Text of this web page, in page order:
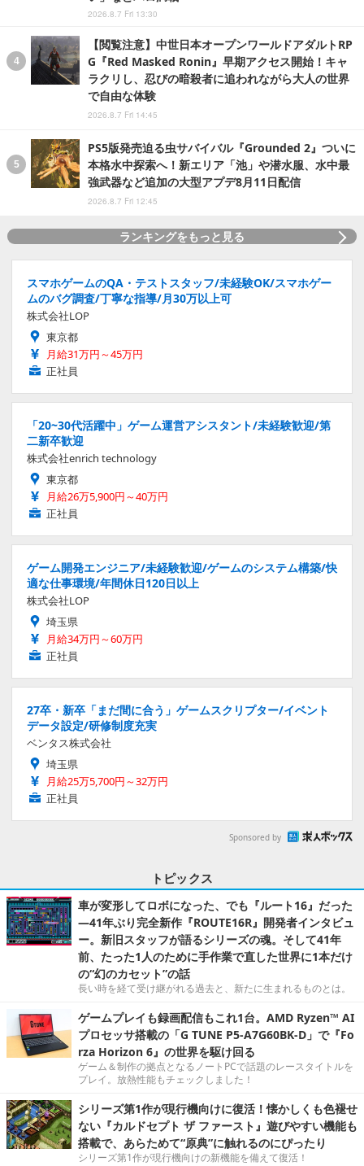
2026.8.7 Fri 13:30
【閲覧注意】中世日本オープンワールドアダルトRP
G『Red Masked Ronin』早期アクセス開始！キャ
ラクリし、忍びの暗殺者に追われながら大人の世界
で自由な体験
2026.8.7 Fri 14:45
PS5版発売迫る虫サバイバル『Grounded 2』ついに
本格水中探索へ！新エリア「池」や潜水服、水中最
強武器など追加の大型アプデ8月11日配信
2026.8.7 Fri 12:45
ランキングをもっと見る
スマホゲームのQA・テストスタッフ/未経験OK/スマホゲー
ムのバグ調査/丁寧な指導/月30万以上可
株式会社LOP
東京都
月給31万円～45万円
正社員
「20~30代活躍中」ゲーム運営アシスタント/未経験歓迎/第
二新卒歓迎
株式会社enrich technology
東京都
月給26万5,900円～40万円
正社員
ゲーム開発エンジニア/未経験歓迎/ゲームのシステム構築/快
適な仕事環境/年間休日120日以上
株式会社LOP
埼玉県
月給34万円～60万円
正社員
27卒・新卒「まだ間に合う」ゲームスクリプター/イベント
データ設定/研修制度充実
ベンタス株式会社
埼玉県
月給25万5,700円～32万円
正社員
Sponsored by
トピックス
車が変形してロボになった、でも『ルート16』だった
―41年ぶり完全新作『ROUTE16R』開発者インタビュ
ー。新旧スタッフが語るシリーズの魂。そして41年
前、たった1人のために手作業で直した世界に1本だけ
の“幻のカセット”の話
長い時を経て受け継がれる過去と、新たに生まれるものとは。
ゲームプレイも録画配信もこれ1台。AMD Ryzen™ AI
プロセッサ搭載の「G TUNE P5-A7G60BK-D」で『Fo
rza Horizon 6』の世界を駆け回る
ゲーム＆制作の拠点となるノートPCで話題のレースタイトルを
プレイ。放熱性能もチェックしました！
シリーズ第1作が現行機向けに復活！懐かしくも色褪せ
ない『カルドセプト ザ ファースト』遊びやすい機能も
搭載で、あらためて“原典”に触れるのにぴったり
シリーズ第1作が現行機向けの新機能を備えて復活！